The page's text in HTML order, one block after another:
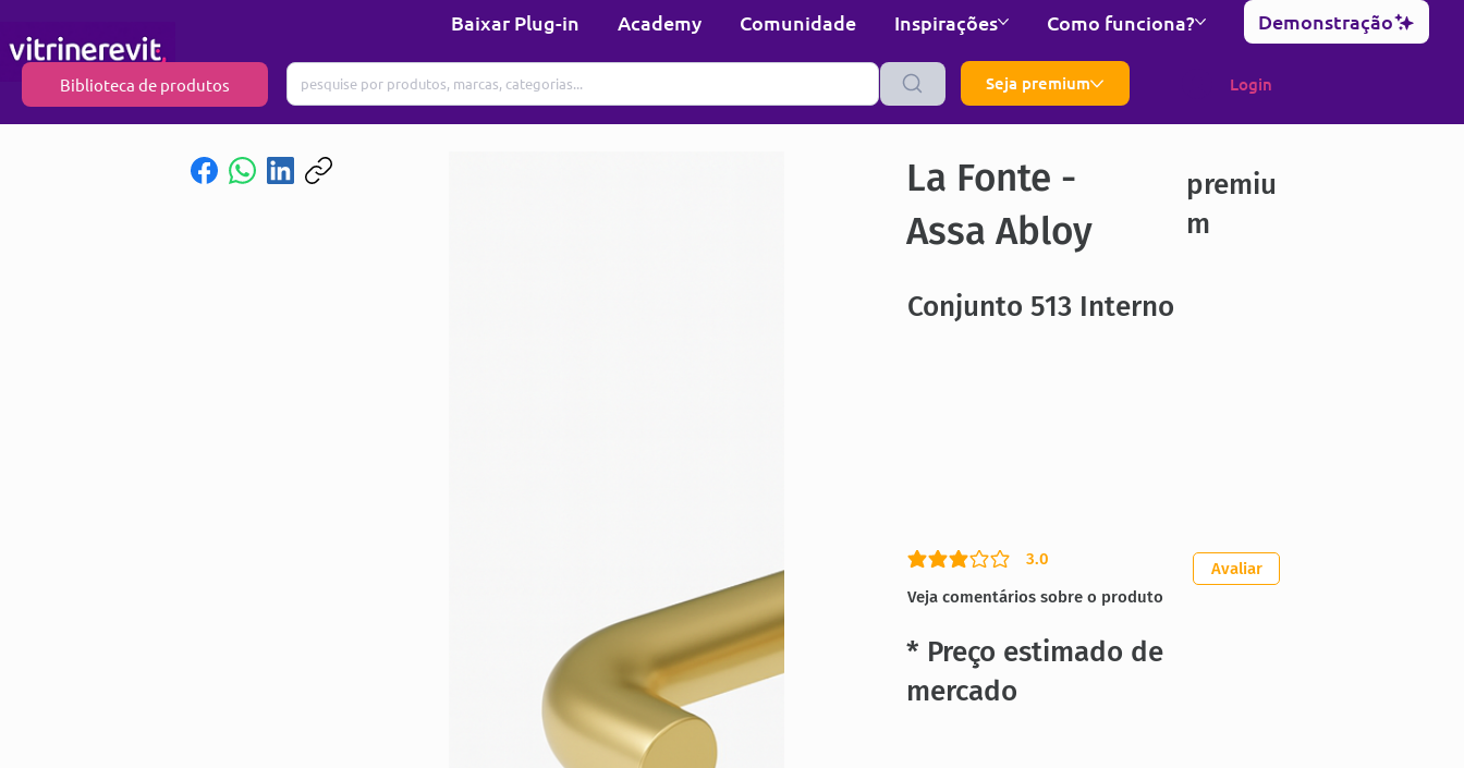
Baixar Plug-in Academy Comunidade Inspirações Como funciona? Demonstração
Biblioteca de produtos Seja premium Login
La Fonte -
Assa Abloy
premiu
m
Conjunto 513 Interno
3.0
classificação média é 3 de 5
Veja comentários sobre o produto
Avaliar
* Preço estimado de
mercado